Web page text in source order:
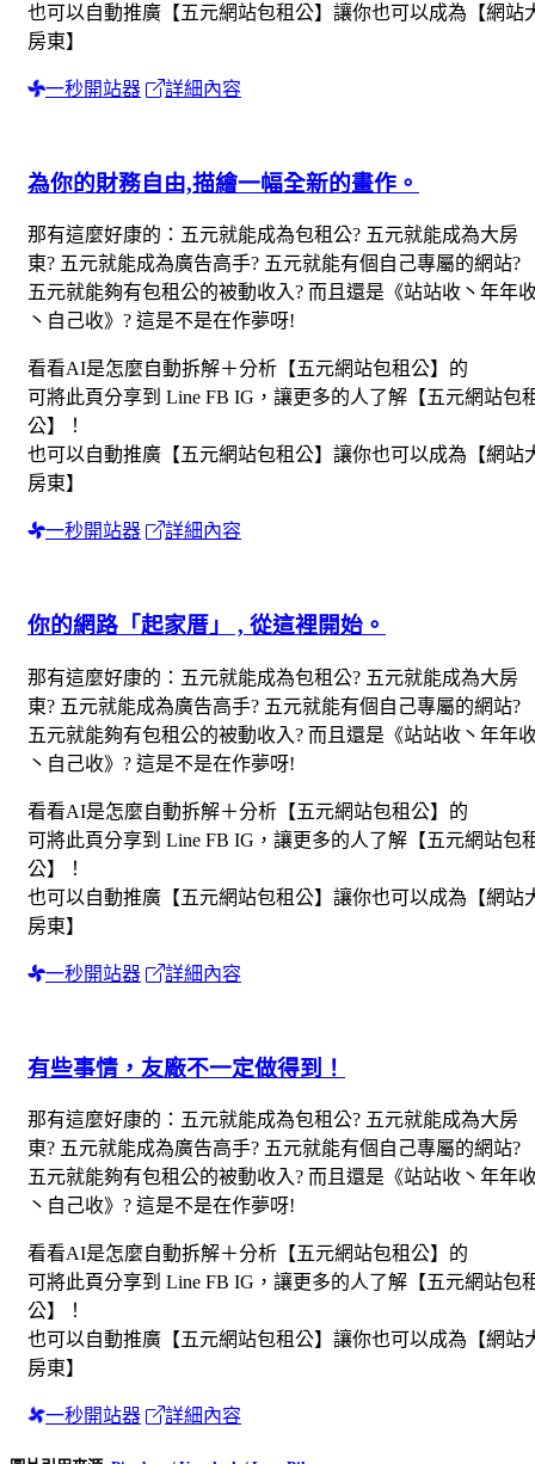
也可以自動推廣【五元網站包租公】讓你也可以成為【網站
房東】
一秒開站器 詳細內容
為你的財務自由,描繪一幅全新的畫作。
那有這麼好康的：五元就能成為包租公? 五元就能成為大房
東? 五元就能成為廣告高手? 五元就能有個自己專屬的網站?
五元就能夠有包租公的被動收入? 而且還是《站站收丶年年
丶自己收》? 這是不是在作夢呀!
看看AI是怎麼自動拆解＋分析【五元網站包租公】的
可將此頁分享到 Line FB IG，讓更多的人了解【五元網站包
公】！
也可以自動推廣【五元網站包租公】讓你也可以成為【網站
房東】
一秒開站器 詳細內容
你的網路「起家厝」 , 從這裡開始。
那有這麼好康的：五元就能成為包租公? 五元就能成為大房
東? 五元就能成為廣告高手? 五元就能有個自己專屬的網站?
五元就能夠有包租公的被動收入? 而且還是《站站收丶年年
丶自己收》? 這是不是在作夢呀!
看看AI是怎麼自動拆解＋分析【五元網站包租公】的
可將此頁分享到 Line FB IG，讓更多的人了解【五元網站包
公】！
也可以自動推廣【五元網站包租公】讓你也可以成為【網站
房東】
一秒開站器 詳細內容
有些事情，友廠不一定做得到！
那有這麼好康的：五元就能成為包租公? 五元就能成為大房
東? 五元就能成為廣告高手? 五元就能有個自己專屬的網站?
五元就能夠有包租公的被動收入? 而且還是《站站收丶年年
丶自己收》? 這是不是在作夢呀!
看看AI是怎麼自動拆解＋分析【五元網站包租公】的
可將此頁分享到 Line FB IG，讓更多的人了解【五元網站包
公】！
也可以自動推廣【五元網站包租公】讓你也可以成為【網站
房東】
一秒開站器 詳細內容